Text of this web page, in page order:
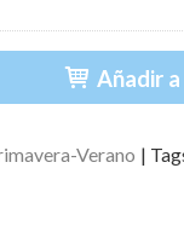
Añadir
Verano |